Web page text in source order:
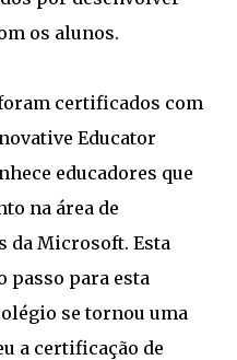
os alunos.
certificados com
Educator
educadores que
na área de
da Microsoft. Esta
para esta
se tornou uma
a certificação de